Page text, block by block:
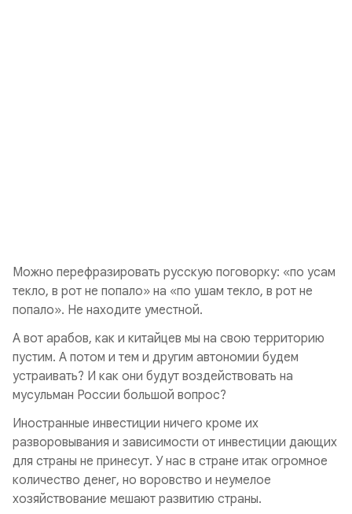
Можно перефразировать русскую поговорку: «по усам
текло, в рот не попало» на «по ушам текло, в рот не
попало». Не находите уместной.
А вот арабов, как и китайцев мы на свою территорию
пустим. А потом и тем и другим автономии будем
устраивать? И как они будут воздействовать на
мусульман России большой вопрос?
Иностранные инвестиции ничего кроме их
разворовывания и зависимости от инвестиции дающих
для страны не принесут. У нас в стране итак огромное
количество денег, но воровство и неумелое
хозяйствование мешают развитию страны.